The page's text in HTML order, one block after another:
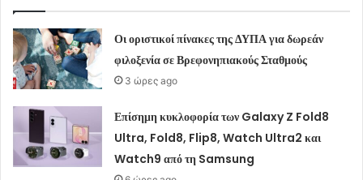
Οι οριστικοί πίνακες της ΔΥΠΑ για δωρεάν
φιλοξενία σε Βρεφονηπιακούς Σταθμούς
3 ώρες ago
Επίσημη κυκλοφορία των Galaxy Z Fold8
Ultra, Fold8, Flip8, Watch Ultra2 και
Watch9 από τη Samsung